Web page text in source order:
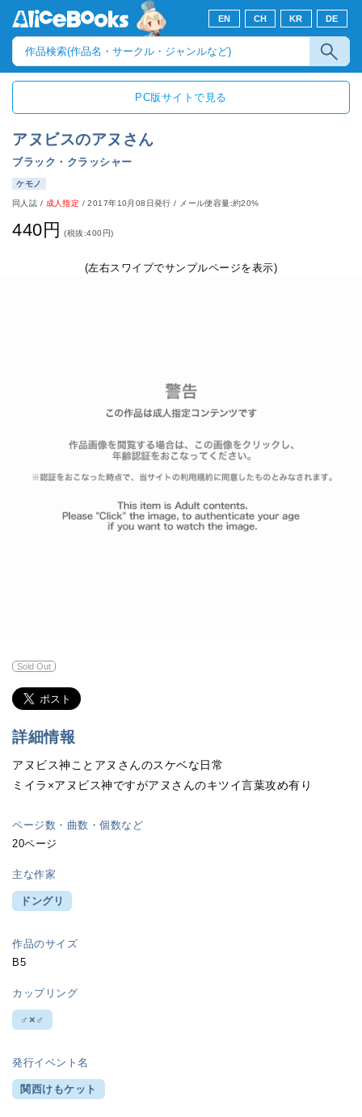
EN CH KR DE
PC版サイトで見る
アヌビスのアヌさん
ブラック・クラッシャー
ケモノ
同人誌 / 成人指定 /2017年10月08日発行 / メール便容量:約20%
440円 (税抜:400円)
(左右スワイプでサンプルページを表示)
Sold Out
詳細情報
アヌビス神ことアヌさんのスケベな日常
ミイラ×アヌビス神ですがアヌさんのキツイ言葉攻め有り
ページ数・曲数・個数など
20ページ
主な作家
ドングリ
作品のサイズ
B5
カップリング
♂×♂
発行イベント名
関西けもケット